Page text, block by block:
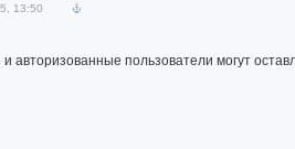
13:50
авторизованные пользователи могут